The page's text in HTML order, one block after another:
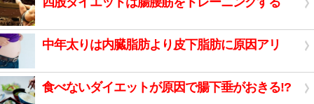
中年太りは内臓脂肪より皮下脂肪に原因アリ
食べないダイエットが原因で腸下垂がおきる!?